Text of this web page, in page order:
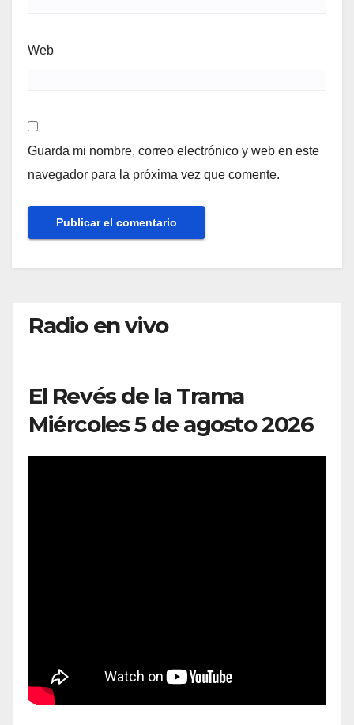
Web
Guarda mi nombre, correo electrónico y web en este
navegador para la próxima vez que comente.
Radio en vivo
El Revés de la Trama
Miércoles 5 de agosto 2026